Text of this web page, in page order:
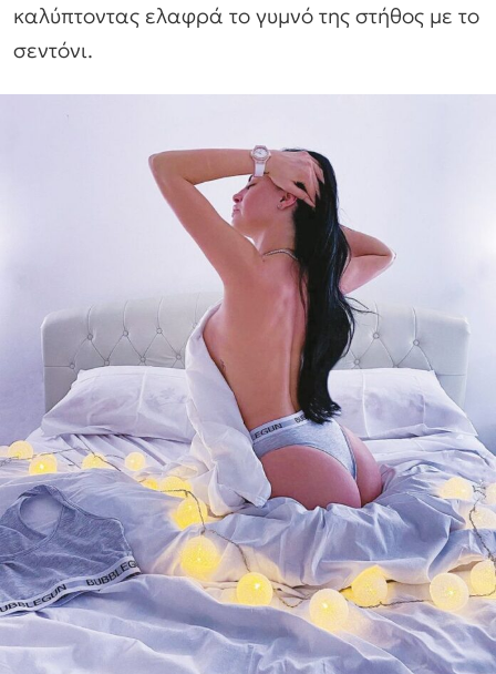
καλύπτοντας ελαφρά το γυμνό της στήθος με το
σεντόνι.